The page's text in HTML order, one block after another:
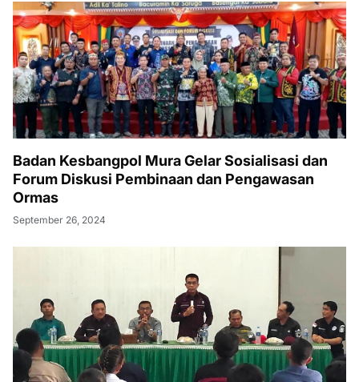
Badan Kesbangpol Mura Gelar Sosialisasi dan
Forum Diskusi Pembinaan dan Pengawasan
Ormas
September 26, 2024